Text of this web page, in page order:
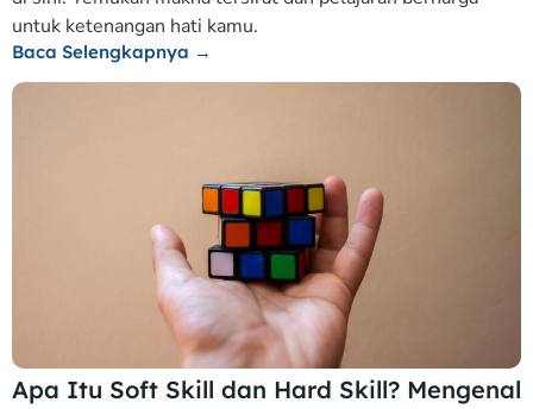
untuk ketenangan hati kamu.
Baca Selengkapnya →
Apa Itu Soft Skill dan Hard Skill? Mengenal